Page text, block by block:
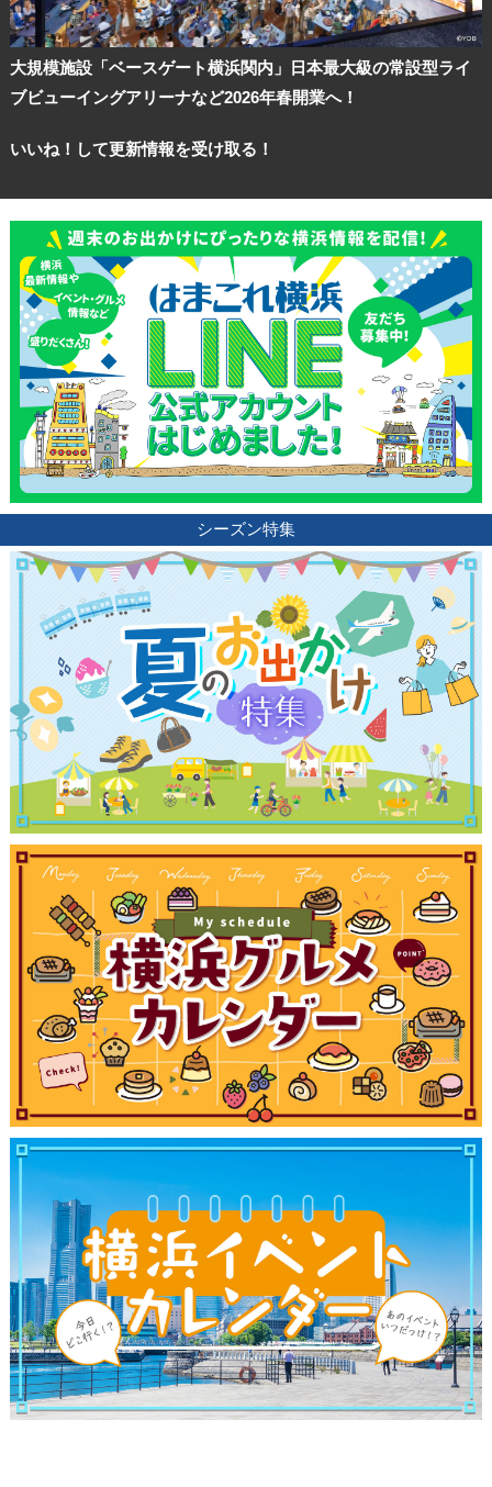
大規模施設「ベースゲート横浜関内」日本最大級の常設型ライ
ブビューイングアリーナなど2026年春開業へ！
いいね！して更新情報を受け取る！
シーズン特集
観光ガイド
ランキング
ブログ記事
サイトについて